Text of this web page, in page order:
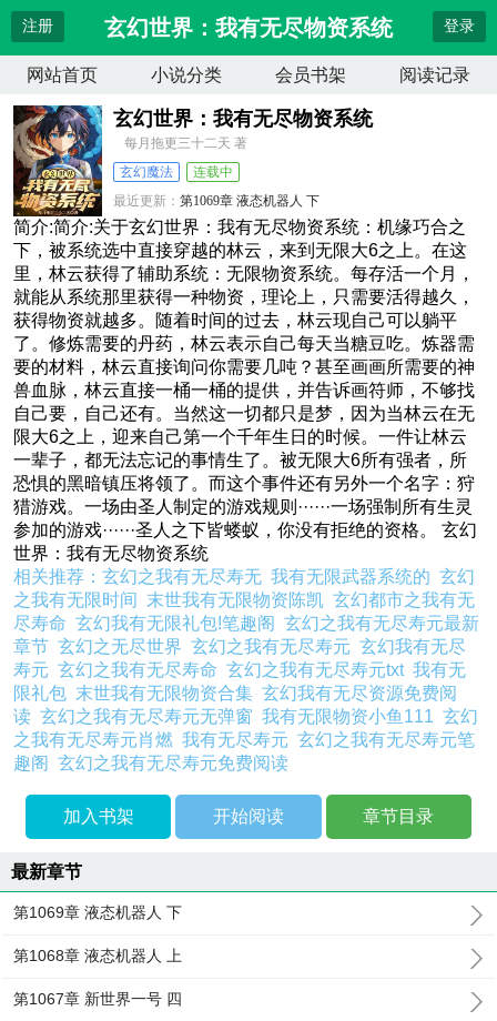
注册 玄幻世界：我有无尽物资系统 登录
网站首页 小说分类 会员书架 阅读记录
玄幻世界：我有无尽物资系统
每月拖更三十二天 著
玄幻魔法
连载中
最近更新：第1069章 液态机器人 下
更新时间：2026-08-08 23:49:20
简介:简介:关于玄幻世界：我有无尽物资系统：机缘巧合之
下，被系统选中直接穿越的林云，来到无限大6之上。在这
里，林云获得了辅助系统：无限物资系统。每存活一个月，
就能从系统那里获得一种物资，理论上，只需要活得越久，
获得物资就越多。随着时间的过去，林云现自己可以躺平
了。修炼需要的丹药，林云表示自己每天当糖豆吃。炼器需
要的材料，林云直接询问你需要几吨？甚至画画所需要的神
兽血脉，林云直接一桶一桶的提供，并告诉画符师，不够找
自己要，自己还有。当然这一切都只是梦，因为当林云在无
限大6之上，迎来自己第一个千年生日的时候。一件让林云
一辈子，都无法忘记的事情生了。被无限大6所有强者，所
恐惧的黑暗镇压将领了。而这个事件还有另外一个名字：狩
猎游戏。一场由圣人制定的游戏规则······一场强制所有生灵
参加的游戏······圣人之下皆蝼蚁，你没有拒绝的资格。 玄幻
世界：我有无尽物资系统
相关推荐：玄幻之我有无尽寿无我有无限武器系统的玄幻
之我有无限时间 末世我有无限物资陈凯玄幻都市之我有无
尽寿命玄幻我有无限礼包!笔趣阁玄幻之我有无尽寿元最新
章节玄幻之无尽世界玄幻之我有无尽寿元玄幻我有无尽
寿元玄幻之我有无尽寿命玄幻之我有无尽寿元txt我有无
限礼包 末世我有无限物资合集玄幻我有无尽资源免费阅
读玄幻之我有无尽寿元无弹窗我有无限物资小鱼111玄幻
之我有无尽寿元肖燃我有无尽寿元玄幻之我有无尽寿元笔
趣阁玄幻之我有无尽寿元免费阅读
加入书架 开始阅读 章节目录
最新章节
第1069章 液态机器人 下
第1068章 液态机器人 上
第1067章 新世界一号 四